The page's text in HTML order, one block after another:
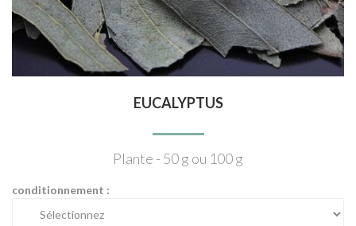
EUCALYPTUS
Plante - 50 g ou 100 g
conditionnement :